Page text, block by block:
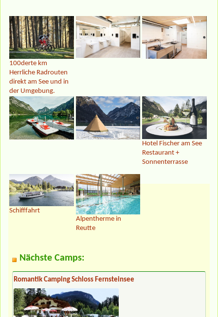
100derte km
Herrliche Radrouten
direkt am See und in
der Umgebung.
Hotel Fischer am See
Restaurant +
Sonnenterrasse
Schifffahrt
Alpentherme in
Reutte
Nächste Camps:
Romantik Camping Schloss Fernsteinsee